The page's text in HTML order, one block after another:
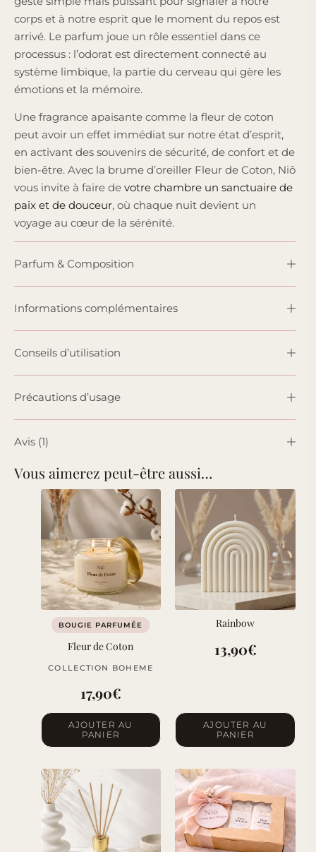
corps et à notre esprit que le moment du repos est
arrivé. Le parfum joue un rôle essentiel dans ce
processus : l’odorat est directement connecté au
système limbique, la partie du cerveau qui gère les
émotions et la mémoire.
Une fragrance apaisante comme la fleur de coton
peut avoir un effet immédiat sur notre état d’esprit,
en activant des souvenirs de sécurité, de confort et de
bien-être. Avec la brume d’oreiller Fleur de Coton, Niô
vous invite à faire de votre chambre un sanctuaire de
paix et de douceur, où chaque nuit devient un
voyage au cœur de la sérénité.
Parfum & Composition
Informations complémentaires
Conseils d’utilisation
Précautions d’usage
Avis (1)
Vous aimerez peut-être aussi…
BOUGIE PARFUMÉE
Fleur de Coton
COLLECTION BOHEME
17,90€
AJOUTER AU
PANIER
Rainbow
13,90€
AJOUTER AU
PANIER